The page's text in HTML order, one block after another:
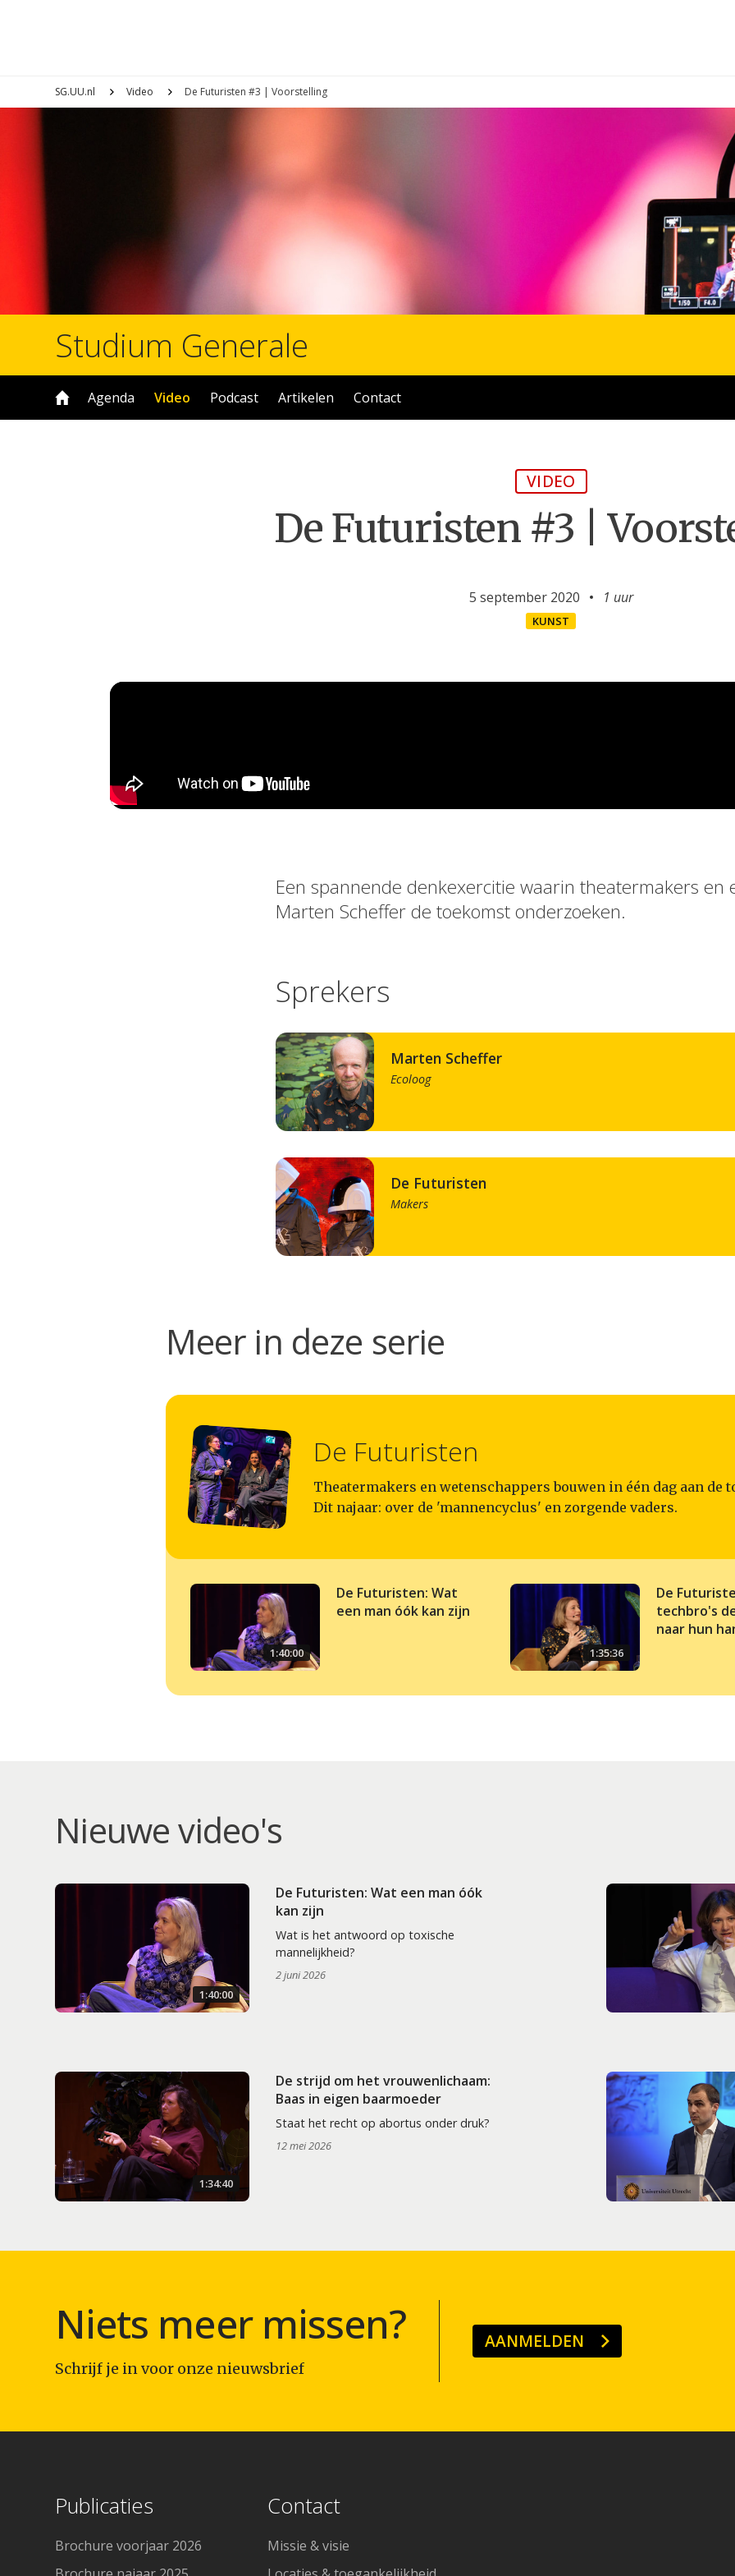
SG.UU.nl Video De Futuristen #3 | Voorstelling
Studium Generale
Agenda Video Podcast Artikelen Contact
VIDEO
De Futuristen #3 |
5 september 2020 1 uur
KUNST
Een spannende denkexercitie waarin theatermakers en
Marten Scheffer de toekomst onderzoeken.
Sprekers
Marten Scheffer
Ecoloog
De Futuristen
Makers
Meer in deze serie
De Futuristen
Theatermakers en wetenschappers bouwen in één dag aan de
Dit najaar: over de 'mannencyclus' en zorgende vaders.
1:40:00
De Futuristen: Wat
een man óók kan zijn
1:35:36
De
techbro's
naar hun
Nieuwe video's
1:40:00
De Futuristen: Wat een man óók
kan zijn
Wat is het antwoord op toxische
mannelijkheid?
2 juni 2026
1:34:40
De strijd om het vrouwenlichaam:
Baas in eigen baarmoeder
Staat het recht op abortus onder druk?
12 mei 2026
Niets meer missen?
Schrijf je in voor onze nieuwsbrief
AANMELDEN
Publicaties
Brochure voorjaar 2026
Contact
Missie & visie